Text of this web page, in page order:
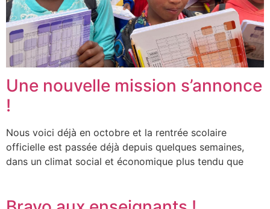
Une nouvelle mission s’annonce
!
Nous voici déjà en octobre et la rentrée scolaire
officielle est passée déjà depuis quelques semaines,
dans un climat social et économique plus tendu que